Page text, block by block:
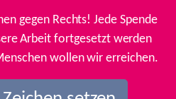
gegen Rechts! Jede Spende
Arbeit fortgesetzt werden
wollen wir erreichen.